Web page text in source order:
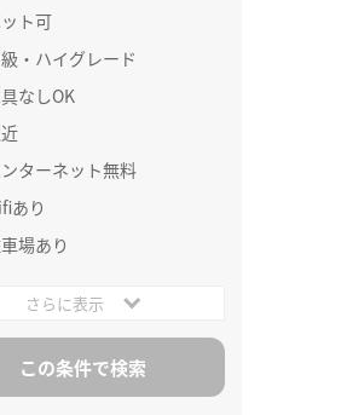
ト可
・ハイグレード
なしOK
ターネット無料
あり
場あり
さらに表示